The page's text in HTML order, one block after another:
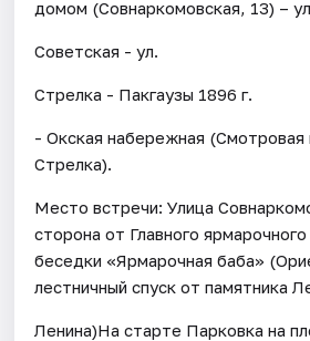
домом (Совнаркомовская, 13) –
Советская - ул.
Стрелка - Пакгаузы 1896 г.
- Окская набережная (Смотровая
Стрелка).
Место встречи: Улица
сторона от Главного
беседки «Ярмарочная баба»
лестничный спуск от памятника
Ленина)На старте Парковка на